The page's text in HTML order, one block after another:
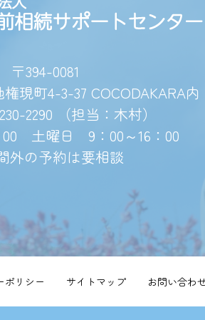
〒394-0081
現町4-3-37 COCODAKARA内
2290 （担当：木村）
00 土曜日 9：00～16：
外の予約は要相談
ポリシー サイトマップ お問い合わ